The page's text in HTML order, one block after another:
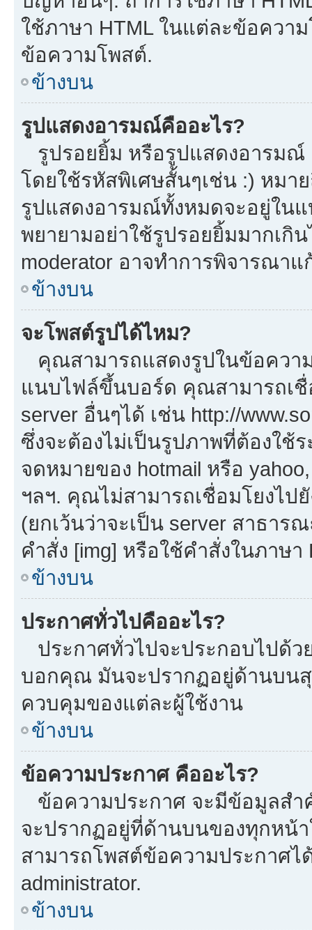
ใช้ภาษา HTML ในแต่ละข้อคว
ข้อความโพสต์.
ข้างบน
รูปแสดงอารมณ์คืออะไร?
รูปรอยยิ้ม หรือรูปแสดงอารมณ์
โดยใช้รหัสพิเศษสั้นๆเช่น :) หมา
รูปแสดงอารมณ์ทั้งหมดจะอยู่ใน
พยายามอย่าใช้รูปรอยยิ้มมากเกิ
moderator อาจทำการพิจารณา
ข้างบน
จะโพสต์รูปได้ไหม?
คุณสามารถแสดงรูปในข้อควา
แนบไฟล์ขึ้นบอร์ด คุณสามารถเชื่
server อื่นๆได้ เช่น http://
ซึ่งจะต้องไม่เป็นรูปภาพที่ต้องใช้
จดหมายของ hotmail หรือ
ฯลฯ. คุณไม่สามารถเชื่อมโยงไป
(ยกเว้นว่าจะเป็น server สาธาร
คำสั่ง [img] หรือใช้คำสั่งในภาษ
ข้างบน
ประกาศทั่วไปคืออะไร?
ประกาศทั่วไปจะประกอบไปด้
บอกคุณ มันจะปรากฏอยู่ด้านบน
ควบคุมของแต่ละผู้ใช้งาน
ข้างบน
ข้อความประกาศ คืออะไร?
ข้อความประกาศ จะมีข้อมูลส
จะปรากฏอยู่ที่ด้านบนของทุกหน้
สามารถโพสต์ข้อความประกาศ
administrator.
ข้างบน